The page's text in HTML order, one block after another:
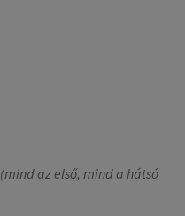
(mind az első, mind a hátsó